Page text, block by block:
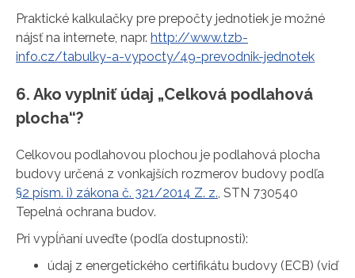
Praktické kalkulačky pre prepočty jednotiek je možné
nájsť na internete, napr. http://www.tzb-
info.cz/tabulky-a-vypocty/49-prevodnik-jednotek
6. Ako vyplniť údaj „Celková podlahová
plocha“?
Celkovou podlahovou plochou je podlahová plocha
budovy určená z vonkajších rozmerov budovy podľa
§2 písm. i) zákona č. 321/2014 Z. z., STN 730540
Tepelná ochrana budov.
Pri vypĺňaní uveďte (podľa dostupnosti):
údaj z energetického certifikátu budovy (ECB) (viď